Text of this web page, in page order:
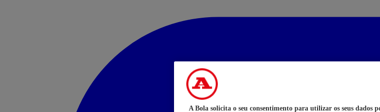
A Bola solicita o seu consentimento para utilizar os seus dados